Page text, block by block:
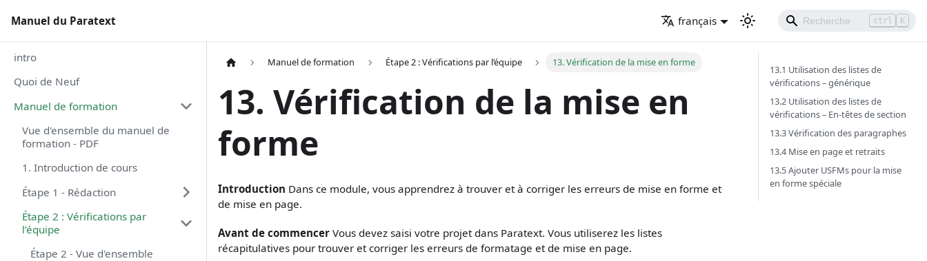
Manuel du Paratext français ctrl K
intro
Quoi de Neuf
Manuel de formation
Vue d'ensemble du manuel de
formation - PDF
1. Introduction de cours
Étape 1 - Rédaction
Étape 2 : Vérifications par
l’équipe
Étape 2 - Vue d'ensemble
Manuel de formation Étape 2 : Vérifications par l’équipe 13. Vérification de la mise en forme
13. Vérification de la mise en
forme
Introduction Dans ce module, vous apprendrez à trouver et à corriger les erreurs de mise en forme et
de mise en page.
Avant de commencer Vous devez saisi votre projet dans Paratext. Vous utiliserez les listes
récapitulatives pour trouver et corriger les erreurs de formatage et de mise en page.
13.1 Utilisation des listes de
vérifications – générique
13.2 Utilisation des listes de
vérifications – En-têtes de section
13.3 Vérification des paragraphes
13.4 Mise en page et retraits
13.5 Ajouter USFMs pour la mise
en forme spéciale